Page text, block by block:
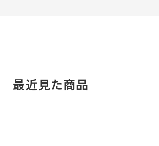
最近見た商品